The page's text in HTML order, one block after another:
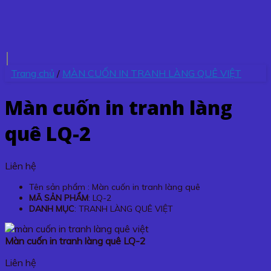
Trang chủ / MÀN CUỐN IN TRANH LÀNG QUÊ VIỆT
Màn cuốn in tranh làng
quê LQ-2
Liên hệ
Tên sản phẩm : Màn cuốn in tranh làng quê
MÃ SẢN PHẨM: LQ-2
DANH MỤC: TRANH LÀNG QUÊ VIỆT
Màn cuốn in tranh làng quê LQ-2
Liên hệ